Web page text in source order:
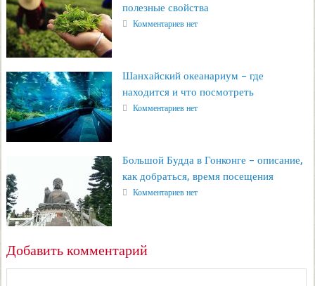
полезные свойства
Комментариев нет
Шанхайский океанариум – где
находится и что посмотреть
Комментариев нет
Большой Будда в Гонконге – описание,
как добраться, время посещения
Комментариев нет
Добавить комментарий